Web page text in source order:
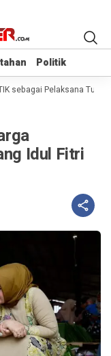
Politik
Politik
Pelaksana Tugas
Idul Fitri